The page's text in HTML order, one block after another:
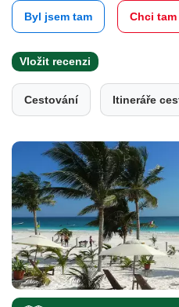
Byl jsem tam Chci tam
Vložit recenzi
Cestování Itineráře